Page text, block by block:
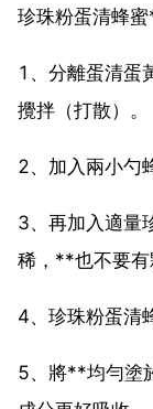
珍珠粉蛋清蜂蜜
1、分離蛋清蛋
攪拌（打散）。
2、加入兩小勺
3、再加入適量
稀，**也不要有
4、珍珠粉蛋清
5、將**均勻塗